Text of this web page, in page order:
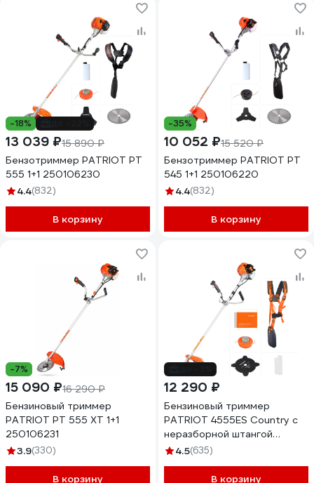
-18%
13 039 ₽15 890 ₽
Бензотриммер PATRIOT PT
555 1+1 250106230
4.4(832)
В корзину
-35%
10 052 ₽15 520 ₽
Бензотриммер PATRIOT PT
545 1+1 250106220
4.4(832)
В корзину
-7%
15 090 ₽16 290 ₽
Бензиновый триммер
PATRIOT PT 555 XT 1+1
250106231
3.9(330)
В корзину
12 290 ₽
Бензиновый триммер
PATRIOT 4555ES Country с
неразборной штангой
250108045
4.5(635)
В корзину